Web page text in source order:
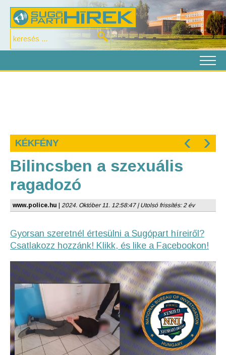
KÉKFÉNY ‹ ›
Bilincsben a szexuális
ragadozó
www.police.hu 2024. Október 11. 12:58:47 | Utolsó frissítés: 2 év
Gyorsan szeretnél értesülni a Sugópart híreiről?
Csatlakozz hozzánk! Klikk, és like a Facebookon!